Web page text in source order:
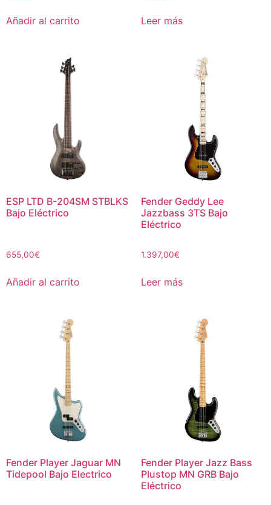
Añadir al carrito Leer más
ESP LTD B-204SM STBLKS
Bajo Eléctrico
655,00€
Añadir al carrito
Fender Geddy Lee
Jazzbass 3TS Bajo
Eléctrico
1.397,00€
Leer más
Fender Player Jaguar MN
Tidepool Bajo Electrico
Fender Player Jazz Bass
Plustop MN GRB Bajo
Eléctrico